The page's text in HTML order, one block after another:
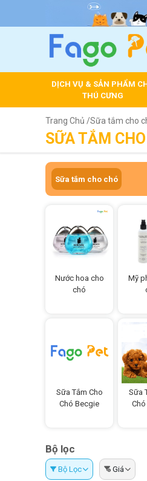
DỊCH VỤ & SẢN PHẨM
THÚ CƯNG
Trang Chủ /Sữa tắm cho
SỮA TẮM
Sữa tắm cho chó
Nước hoa cho
chó
Mỹ
Sữa Tắm Cho
Chó Becgie
Sữa
Bộ lọc
Bộ Lọc Giá